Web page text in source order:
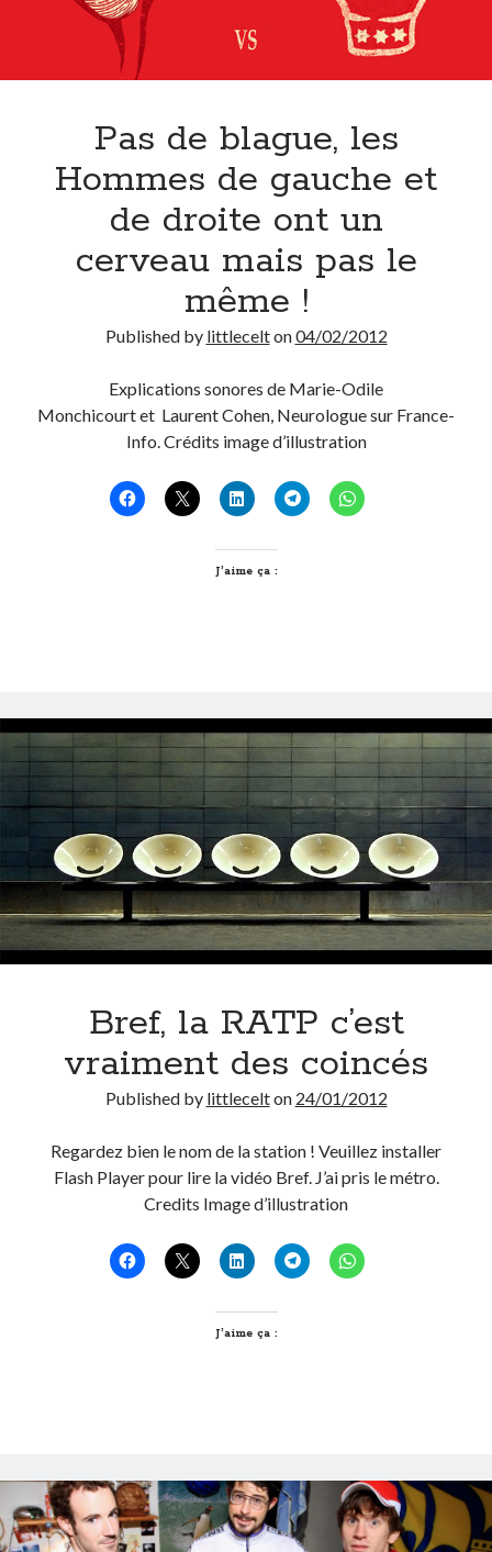
Pas de blague, les
Hommes de gauche et
de droite ont un
cerveau mais pas le
même !
Published by littlecelton04/02/2012
Explications sonores de Marie-Odile
Monchicourt et Laurent Cohen, Neurologue sur France-
Info. Crédits image d’illustration
J’aime ça :
Bref, la RATP c’est
vraiment des coincés
Published by littlecelton 24/01/2012
Regardez bien le nom de la station ! Veuillez installer
Flash Player pour lire la vidéo Bref. J’ai pris le métro.
Credits Image d’illustration
J’aime ça :